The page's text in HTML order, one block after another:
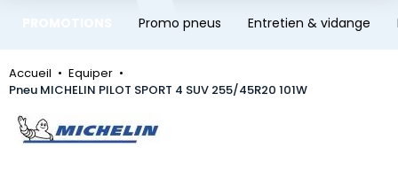
Promo pneus Entretien & vidange
Accueil
Equiper
Pneu MICHELIN PILOT SPORT 4 SUV 255/45R20 101W
Marque